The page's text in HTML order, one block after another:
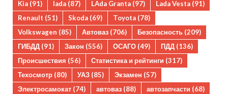
Kia (91) lada (87) LAda Granta (97) Lada Vesta (91)
Renault (51) Skoda (69) Toyota (78)
Volkswagen (85) Автоваз (706) Безопасность (209)
ГИБДД (91) Закон (556) ОСАГО (49) ПДД (136)
Происшествия (56) Статистика и рейтинги (317)
Техосмотр (80) УАЗ (85) Экзамен (57)
Электросамокат (74) автоваз (88) автозапчасти (68)